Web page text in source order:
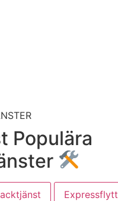
Populära
Expressflytt